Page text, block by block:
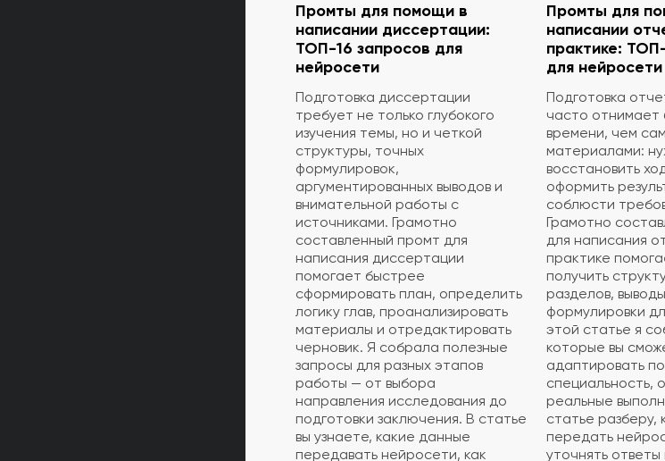
Промты для помощи в
написании диссертации:
ТОП-16 запросов для
нейросети
Подготовка диссертации
требует не только глубокого
изучения темы, но и четкой
структуры, точных
формулировок,
аргументированных выводов и
внимательной работы с
источниками. Грамотно
составленный промт для
написания диссертации
помогает быстрее
сформировать план, определить
логику глав, проанализировать
материалы и отредактировать
черновик. Я собрала полезные
запросы для разных этапов
работы — от выбора
направления исследования до
подготовки заключения. В статье
вы узнаете, какие данные
передавать нейросети, как
Промты для
написании
практике:
для нейросети
Подготовка
часто отнимает
времени, чем
материалами:
восстановить
оформить
соблюсти
Грамотно
для написания
практике
получить
разделов,
формулировки
этой статье я
которые вы
адаптировать
специальность,
реальные
статье разберу,
передать
уточнять